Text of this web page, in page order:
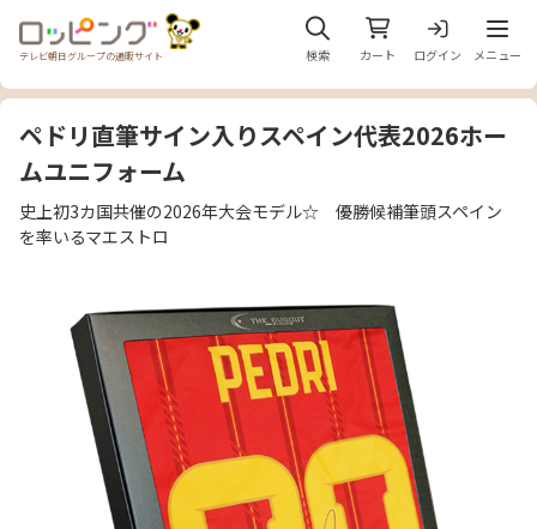
テレビ朝日グループの通販サイト 検索 カート ログイン
メニ
メニュー
ペドリ直筆サイン入りスペイン代表2026ホー
ムユニフォーム
史上初3カ国共催の2026年大会モデル☆ 優勝候補筆頭スペイン
を率いるマエストロ